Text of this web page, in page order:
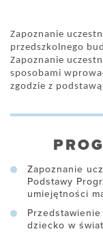
Zapoznanie
przedszkolnego
Zapoznanie
sposobami
zgodzie z
Zapoznanie
Podstawy
umiejętności
dziecko w